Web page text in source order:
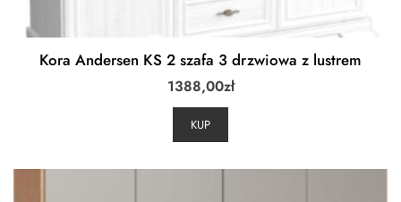
Kora Andersen KS 2 szafa 3 drzwiowa z lustrem
1388,00zł
KUP